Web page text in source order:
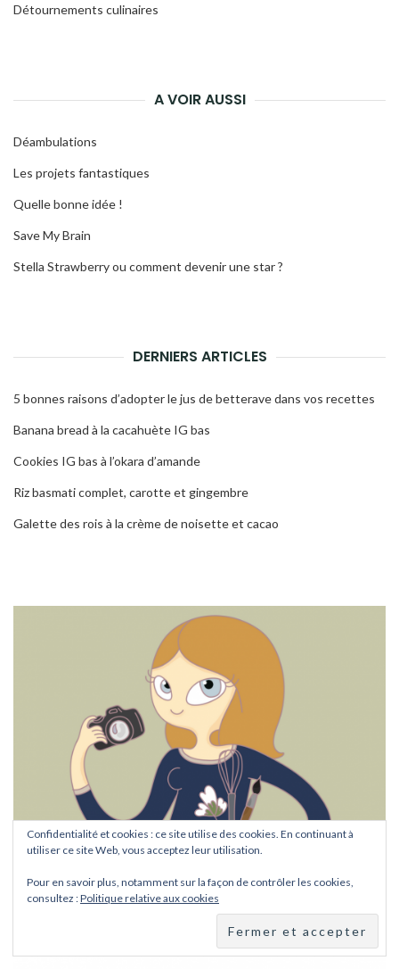
Détournements culinaires
A VOIR AUSSI
Déambulations
Les projets fantastiques
Quelle bonne idée !
Save My Brain
Stella Strawberry ou comment devenir une star ?
DERNIERS ARTICLES
5 bonnes raisons d’adopter le jus de betterave dans vos recettes
Banana bread à la cacahuète IG bas
Cookies IG bas à l’okara d’amande
Riz basmati complet, carotte et gingembre
Galette des rois à la crème de noisette et cacao
Confidentialité et cookies : ce site utilise des cookies. En continuant à
utiliser ce site Web, vous acceptez leur utilisation.
Pour en savoir plus, notamment sur la façon de contrôler les cookies,
consultez :Politique relative aux cookies